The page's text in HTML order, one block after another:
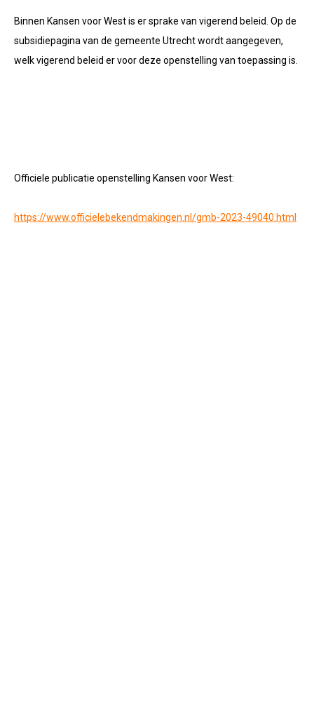
Binnen Kansen voor West is er sprake van vigerend beleid. Op de
subsidiepagina van de gemeente Utrecht wordt aangegeven,
welk vigerend beleid er voor deze openstelling van toepassing is.
Officiele publicatie openstelling Kansen voor West:
https://www.officielebekendmakingen.nl/gmb-2023-49040.html